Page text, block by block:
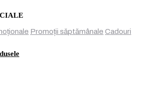
Promoții săptămânale Cadouri